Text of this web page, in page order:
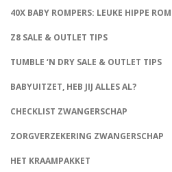
40X BABY ROMPERS: LEUKE HIPPE
Z8 SALE & OUTLET TIPS
TUMBLE ‘N DRY SALE & OUTLET TIPS
BABYUITZET, HEB JIJ ALLES AL?
CHECKLIST ZWANGERSCHAP
ZORGVERZEKERING ZWANGERSCHAP
HET KRAAMPAKKET